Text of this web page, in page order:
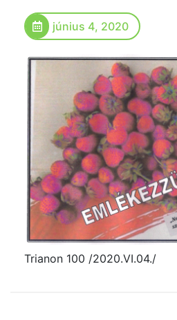
június 4, 2020
Trianon 100 /2020.VI.04./